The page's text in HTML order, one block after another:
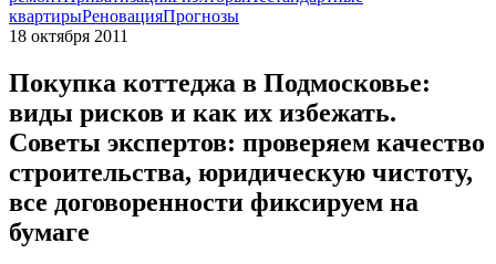
квартирыРеновацияПрогнозы
18 октября 2011
Покупка коттеджа в Подмосковье:
виды рисков и как их избежать.
Советы экспертов: проверяем качество
строительства, юридическую чистоту,
все договоренности фиксируем на
бумаге